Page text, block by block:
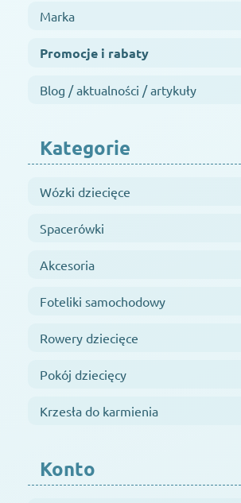
Marka
Promocje i rabaty
Blog / aktualności / artykuły
Kategorie
Wózki dziecięce
Spacerówki
Akcesoria
Foteliki samochodowy
Rowery dziecięce
Pokój dziecięcy
Krzesła do karmienia
Konto